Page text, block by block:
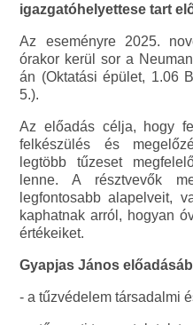
igazgatóhelyettese tart
Az eseményre 2025.
órakor kerül sor a
án (Oktatási épület, 1.06
5.).
Az előadás célja, hogy
felkészülés és
legtöbb tűzeset
lenne. A résztvevők
legfontosabb alapelveit,
kaphatnak arról, hogyan
értékeiket.
Gyapjas János
- a tűzvédelem társadalmi